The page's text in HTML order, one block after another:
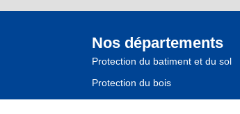
Nos départements
Protection du batiment et du sol
Protection du bois